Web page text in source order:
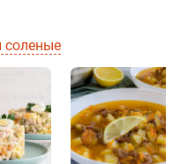
соленые